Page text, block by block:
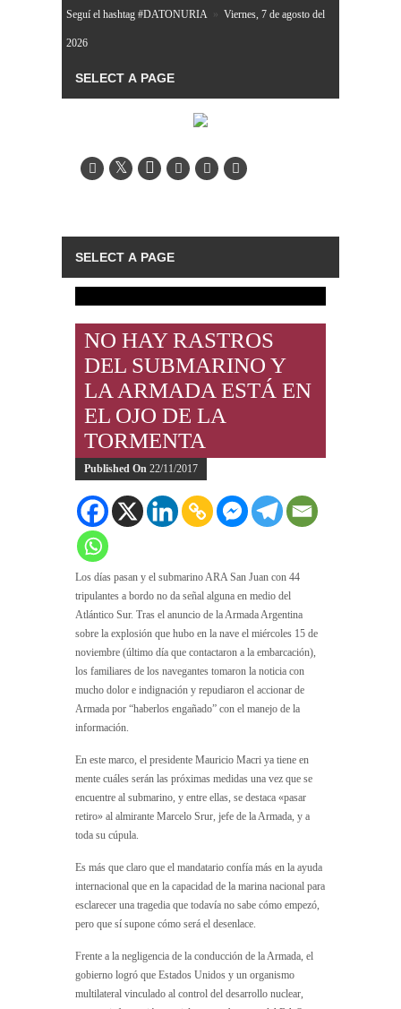
Seguí el hashtag #DATONURIA » Viernes, 7 de agosto del
2026
NO HAY RASTROS
DEL SUBMARINO Y
LA ARMADA ESTÁ EN
EL OJO DE LA
TORMENTA
Published On 22/11/2017
Los días pasan y el submarino ARA San Juan con 44
tripulantes a bordo no da señal alguna en medio del
Atlántico Sur. Tras el anuncio de la Armada Argentina
sobre la explosión que hubo en la nave el miércoles 15 de
noviembre (último día que contactaron a la embarcación),
los familiares de los navegantes tomaron la noticia con
mucho dolor e indignación y repudiaron el accionar de
Armada por “haberlos engañado” con el manejo de la
información.
En este marco, el presidente Mauricio Macri ya tiene en
mente cuáles serán las próximas medidas una vez que se
encuentre al submarino, y entre ellas, se destaca «pasar
retiro» al almirante Marcelo Srur, jefe de la Armada, y a
toda su cúpula.
Es más que claro que el mandatario confía más en la ayuda
internacional que en la capacidad de la marina nacional para
esclarecer una tragedia que todavía no sabe cómo empezó,
pero que sí supone cómo será el desenlace.
Frente a la negligencia de la conducción de la Armada, el
gobierno logró que Estados Unidos y un organismo
multilateral vinculado al control del desarrollo nuclear,